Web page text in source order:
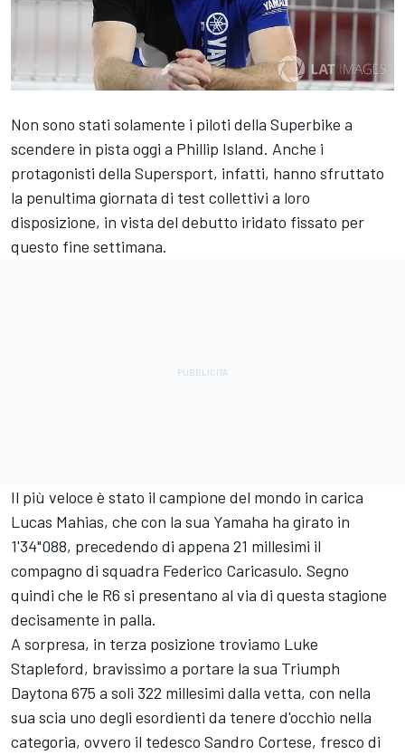
Non sono stati solamente i piloti della Superbike a
scendere in pista oggi a Phillip Island. Anche i
protagonisti della Supersport, infatti, hanno sfruttato
la penultima giornata di test collettivi a loro
disposizione, in vista del debutto iridato fissato per
questo fine settimana.
Il più veloce è stato il campione del mondo in carica
Lucas Mahias, che con la sua Yamaha ha girato in
1'34"088, precedendo di appena 21 millesimi il
compagno di squadra Federico Caricasulo. Segno
quindi che le R6 si presentano al via di questa stagione
decisamente in palla.
A sorpresa, in terza posizione troviamo Luke
Stapleford, bravissimo a portare la sua Triumph
Daytona 675 a soli 322 millesimi dalla vetta, con nella
sua scia uno degli esordienti da tenere d'occhio nella
categoria, ovvero il tedesco Sandro Cortese, fresco di